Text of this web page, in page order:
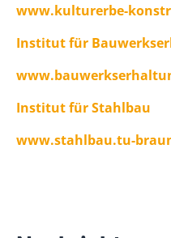
www.kulturerbe-
Institut für
Institut für Stahlbau
www.stahlbau.tu-